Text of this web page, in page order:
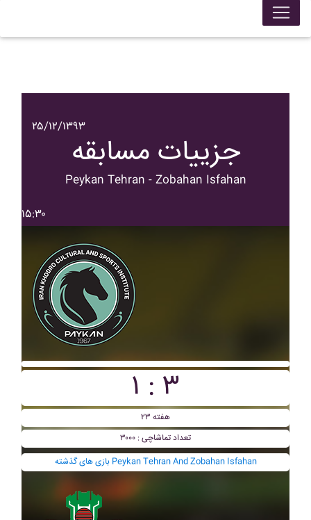
۲۵/۱۲/۱۳۹۳
جزییات مسابقه
Peykan Tehran - Zobahan Isfahan
۱۵:۳۰
۱ : ۳
هفته ۲۳
تعداد تماشاچی : ۳۰۰۰
بازی های گذشته Peykan Tehran And Zobahan Isfahan